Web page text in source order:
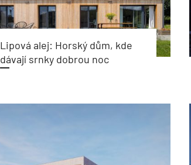
Lipová alej: Horský dům, kde
dávají srnky dobrou noc